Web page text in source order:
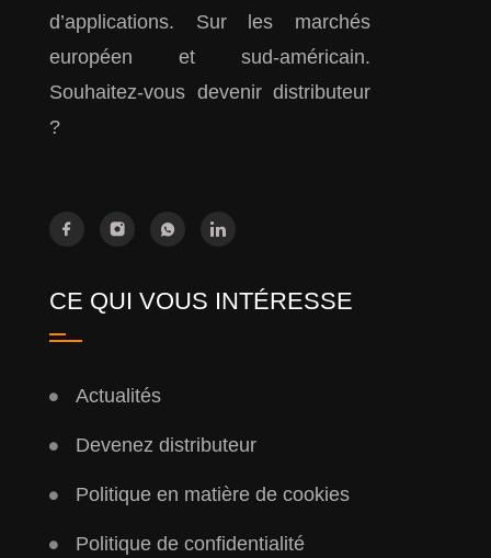
d’applications. Sur les marchés
européen et sud-américain.
Souhaitez-vous devenir distributeur
?
CE QUI VOUS INTÉRESSE
Actualités
Devenez distributeur
Politique en matière de cookies
Politique de confidentialité